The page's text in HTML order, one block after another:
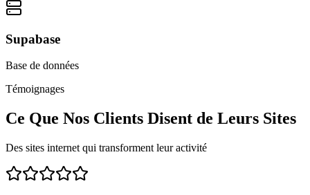
Supabase
Base de données
Témoignages
Ce Que Nos Clients Disent de Leurs Sites
Des sites internet qui transforment leur activité